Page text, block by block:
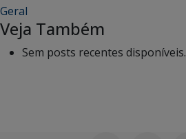
Geral
Veja Também
Sem posts recentes disponíveis.